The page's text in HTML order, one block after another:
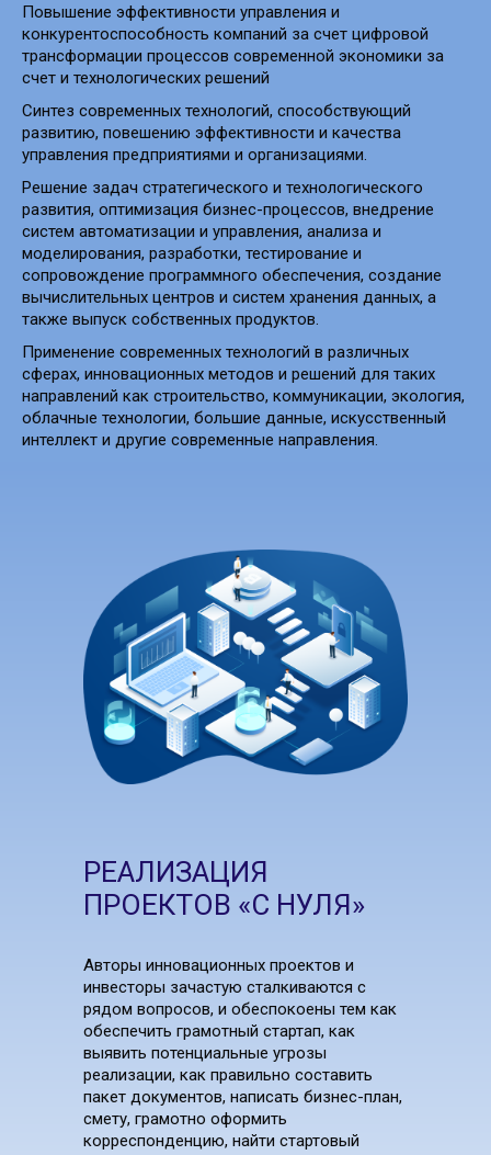
Повышение эффективности управления и
конкурентоспособность компаний за счет цифровой
трансформации процессов современной экономики за
счет и технологических решений
Синтез современных технологий, способствующий
развитию, повешению эффективности и качества
управления предприятиями и организациями.
Решение задач стратегического и технологического
развития, оптимизация бизнес-процессов, внедрение
систем автоматизации и управления, анализа и
моделирования, разработки, тестирование и
сопровождение программного обеспечения, создание
вычислительных центров и систем хранения данных, а
также выпуск собственных продуктов.
Применение современных технологий в различных
сферах, инновационных методов и решений для таких
направлений как строительство, коммуникации, экология,
облачные технологии, большие данные, искусственный
интеллект и другие современные направления.
РЕАЛИЗАЦИЯ
ПРОЕКТОВ «С НУЛЯ»
Авторы инновационных проектов и
инвесторы зачастую сталкиваются с
рядом вопросов, и обеспокоены тем как
обеспечить грамотный стартап, как
выявить потенциальные угрозы
реализации, как правильно составить
пакет документов, написать бизнес-план,
смету, грамотно оформить
корреспонденцию, найти стартовый